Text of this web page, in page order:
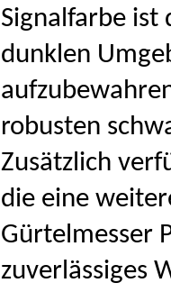
Signalfarbe ist
dunklen
robusten
Zusätzlich
die eine
Gürtelmesser
zuverlässiges